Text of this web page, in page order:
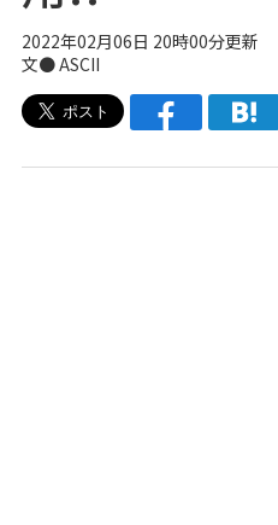
2022年02月06日 20時00分更新
文● ASCII